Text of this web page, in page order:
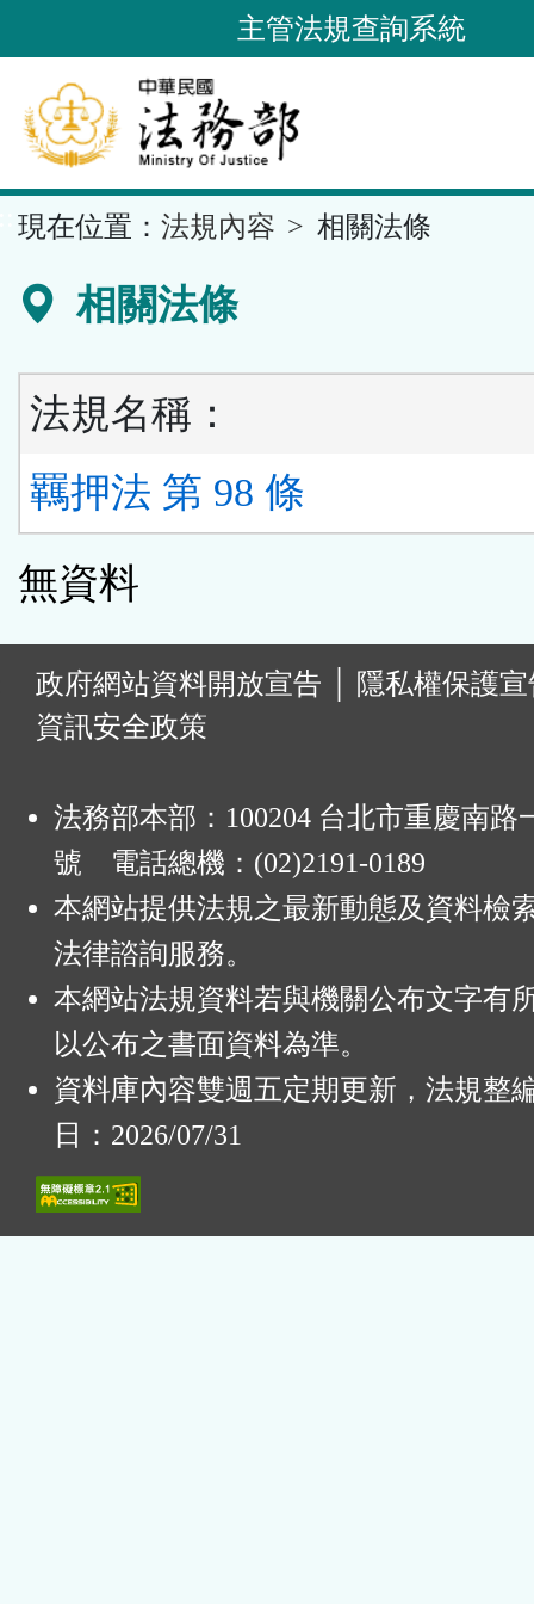
到
要
內
容
區
主管法規查詢系統
現在位置： 法規內容 相關法條
相關法條
法規名稱：
羈押法 第 98 條
無資料
政府網站資料開放宣告
隱私權保護
資訊安全政策
法務部本部：100204 台北市重慶南路
號 電話總機：(02)2191-0189
本網站提供法規之最新動態及資料檢
法律諮詢服務。
本網站法規資料若與機關公布文字有
以公布之書面資料為準。
資料庫內容雙週五定期更新，法規整
日：2026/07/31